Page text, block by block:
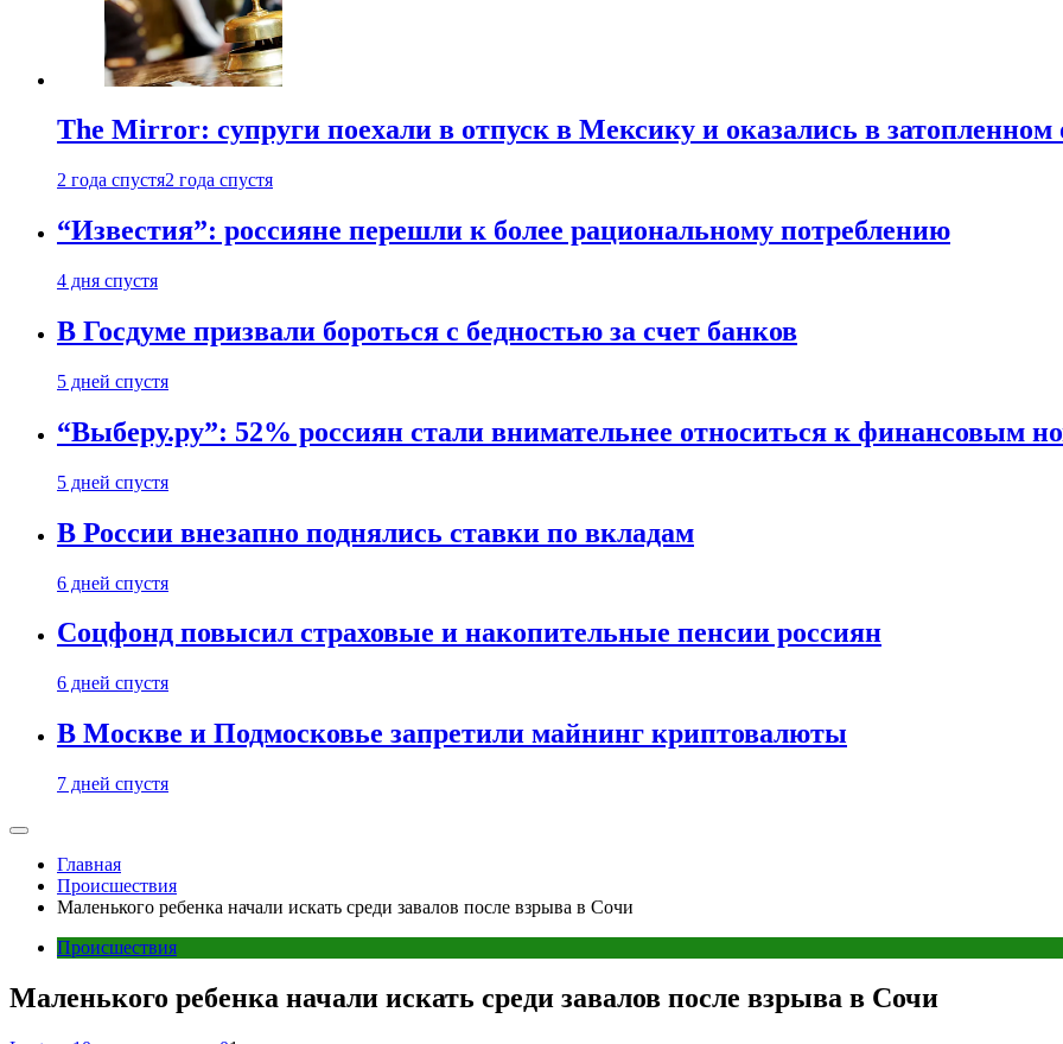
The Mirror: супруги поехали в отпуск в Мексику и оказались в затопленном
2 года спустя2 года спустя
“Известия”: россияне перешли к более рациональному потреблению
4 дня спустя
В Госдуме призвали бороться с бедностью за счет банков
5 дней спустя
“Выберу.ру”: 52% россиян стали внимательнее относиться к финансовым
5 дней спустя
В России внезапно поднялись ставки по вкладам
6 дней спустя
Соцфонд повысил страховые и накопительные пенсии россиян
6 дней спустя
В Москве и Подмосковье запретили майнинг криптовалюты
7 дней спустя
Главная
Происшествия
Маленького ребенка начали искать среди завалов после взрыва в Сочи
Происшествия
Маленького ребенка начали искать среди завалов после взрыва в Сочи